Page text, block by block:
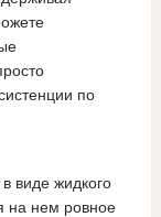
по
виде жидкого
на нем ровное